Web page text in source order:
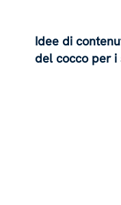
Idee di
del cocco per i